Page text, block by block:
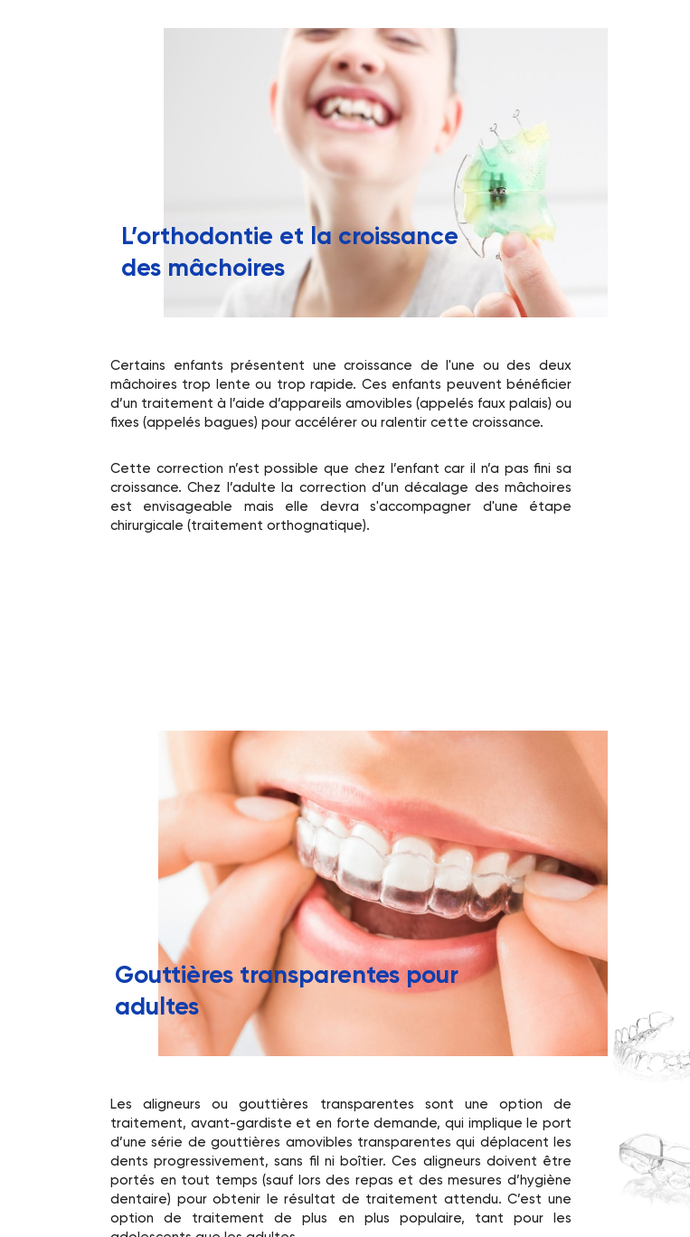
L’orthodontie et la croissance
des mâchoires
Certains enfants présentent une croissance de l'une ou des deux
mâchoires trop lente ou trop rapide. Ces enfants peuvent bénéficier
d’un traitement à l’aide d’appareils amovibles (appelés faux palais) ou
fixes (appelés bagues) pour accélérer ou ralentir cette croissance.
Cette correction n’est possible que chez l’enfant car il n’a pas fini sa
croissance. Chez l’adulte la correction d’un décalage des mâchoires
est envisageable mais elle devra s'accompagner d'une étape
chirurgicale (traitement orthognatique).
Gouttières transparentes pour
adultes
Les aligneurs ou gouttières transparentes sont une option de
traitement, avant-gardiste et en forte demande, qui implique le port
d’une série de gouttières amovibles transparentes qui déplacent les
dents progressivement, sans fil ni boîtier. Ces aligneurs doivent être
portés en tout temps (sauf lors des repas et des mesures d’hygiène
dentaire) pour obtenir le résultat de traitement attendu. C’est une
option de traitement de plus en plus populaire, tant pour les